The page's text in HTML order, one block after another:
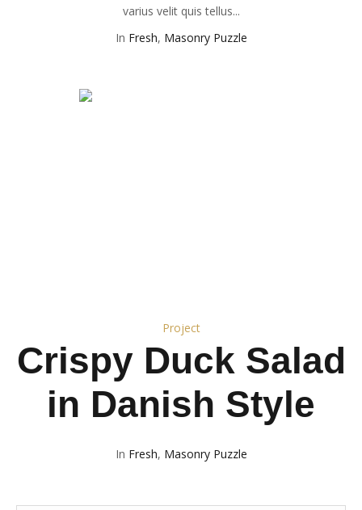
varius velit quis tellus...
In Fresh, Masonry Puzzle
Project
Crispy Duck Salad
in Danish Style
In Fresh, Masonry Puzzle